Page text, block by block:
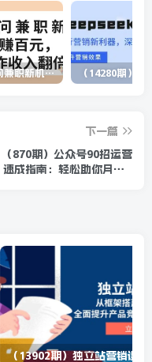
百度问一问兼职新机遇，单号日赚百元，批量操作收入翻倍
下一篇
（870期）公众号90招运营
速成指南：轻松助你月赚N